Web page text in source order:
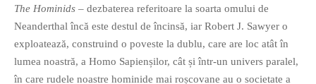
The Hominids – dezbaterea referitoare la soarta omului de
Neanderthal încă este destul de încinsă, iar Robert J. Sawyer o
exploatează, construind o poveste la dublu, care are loc atât în
lumea noastră, a Homo Sapienșilor, cât și într-un univers paralel,
în care rudele noastre hominide mai roșcovane au o societate a